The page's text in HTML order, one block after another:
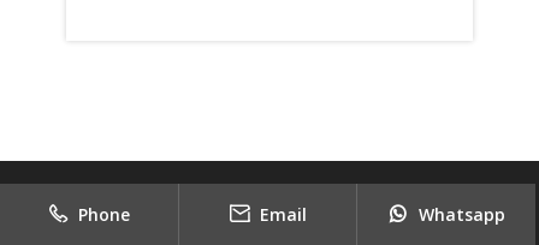
Phone Email Whatsapp